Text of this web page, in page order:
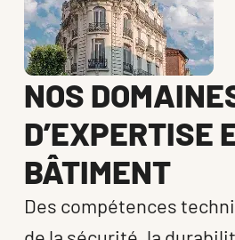
NOS
D’EXPERTISE
BÂTIMENT
Des compétences